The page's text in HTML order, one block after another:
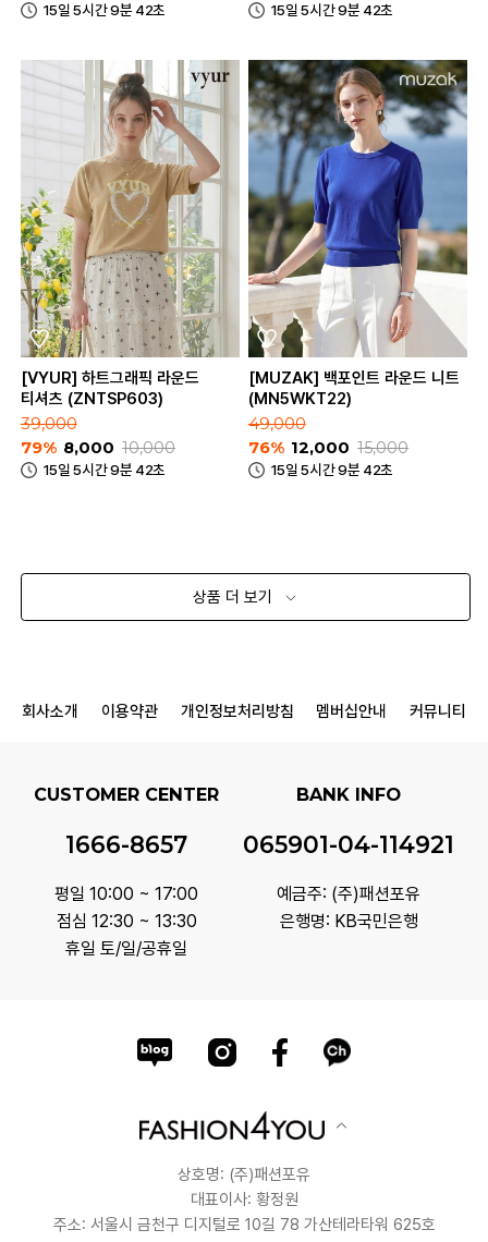
15일 5시간 9분 42초 15일 5시간 9분 42초
[VYUR] 하트그래픽 라운드
티셔츠 (ZNTSP603)
39,000
79% 8,000 10,000
15일 5시간 9분 42초
[MUZAK] 백포인트 라운드 니트
(MN5WKT22)
49,000
76% 12,000 15,000
15일 5시간 9분 42초
상품 더 보기
회사소개 이용약관 개인정보처리방침 멤버십안내 커뮤니티
CUSTOMER CENTER
1666-8657
평일 10:00 ~ 17:00
점심 12:30 ~ 13:30
휴일 토/일/공휴일
BANK INFO
065901-04-114921
예금주: (주)패션포유
은행명: KB국민은행
상호명: (주)패션포유
대표이사: 황정원
주소: 서울시 금천구 디지털로 10길 78 가산테라타워 625호